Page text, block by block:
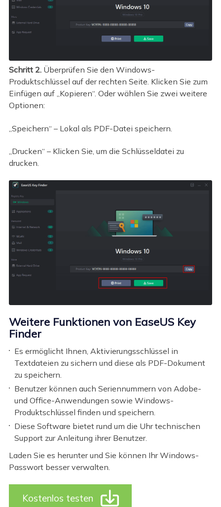
Schritt 2.Überprüfen Sie den Windows-
Produktschlüssel auf der rechten Seite. Klicken Sie zum
Einfügen auf „Kopieren“. Oder wählen Sie zwei weitere
Optionen:
„Speichern“ – Lokal als PDF-Datei speichern.
„Drucken“ – Klicken Sie, um die Schlüsseldatei zu
drucken.
Weitere Funktionen von EaseUS Key
Finder
Es ermöglicht Ihnen, Aktivierungsschlüssel in
Textdateien zu sichern und diese als PDF-Dokument
zu speichern.
Benutzer können auch Seriennummern von Adobe-
und Office-Anwendungen sowie Windows-
Produktschlüssel finden und speichern.
Diese Software bietet rund um die Uhr technischen
Support zur Anleitung ihrer Benutzer.
Laden Sie es herunter und Sie können Ihr Windows-
Passwort besser verwalten.
Kostenlos testen 